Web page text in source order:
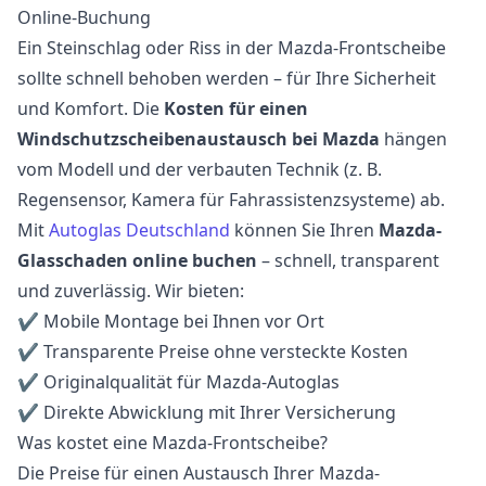
Online-Buchung
Ein Steinschlag oder Riss in der Mazda-Frontscheibe
sollte schnell behoben werden – für Ihre Sicherheit
und Komfort. Die Kosten für einen
Windschutzscheibenaustausch bei Mazda hängen
vom Modell und der verbauten Technik (z. B.
Regensensor, Kamera für Fahrassistenzsysteme) ab.
MitAutoglas Deutschland können Sie Ihren Mazda-
Glasschaden online buchen – schnell, transparent
und zuverlässig. Wir bieten:
✔ Mobile Montage bei Ihnen vor Ort
✔ Transparente Preise ohne versteckte Kosten
✔ Originalqualität für Mazda-Autoglas
✔ Direkte Abwicklung mit Ihrer Versicherung
Was kostet eine Mazda-Frontscheibe?
Die Preise für einen Austausch Ihrer Mazda-